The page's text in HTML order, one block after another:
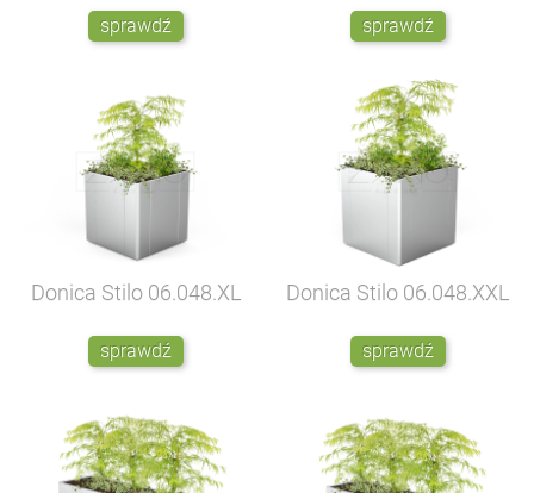
sprawdź sprawdź
Donica Stilo 06.048.XL
sprawdź
Donica Stilo 06.048.XXL
sprawdź